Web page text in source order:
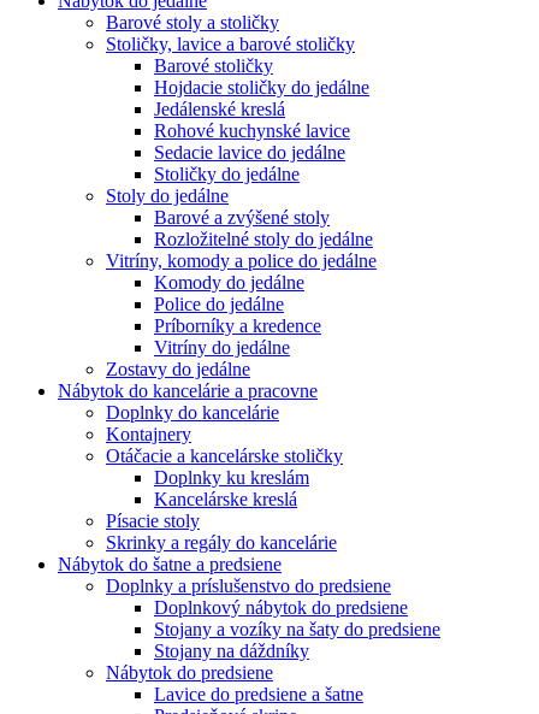
Barové stoly a stoličky
Stoličky, lavice a barové stoličky
Barové stoličky
Hojdacie stoličky do jedálne
Jedálenské kreslá
Rohové kuchynské lavice
Sedacie lavice do jedálne
Stoličky do jedálne
Stoly do jedálne
Barové a zvýšené stoly
Rozložitelné stoly do jedálne
Vitríny, komody a police do jedálne
Komody do jedálne
Police do jedálne
Príborníky a kredence
Vitríny do jedálne
Zostavy do jedálne
Nábytok do kancelárie a pracovne
Doplnky do kancelárie
Kontajnery
Otáčacie a kancelárske stoličky
Doplnky ku kreslám
Kancelárske kreslá
Písacie stoly
Skrinky a regály do kancelárie
Nábytok do šatne a predsiene
Doplnky a príslušenstvo do predsiene
Doplnkový nábytok do predsiene
Stojany a vozíky na šaty do predsiene
Stojany na dáždníky
Nábytok do predsiene
Lavice do predsiene a šatne